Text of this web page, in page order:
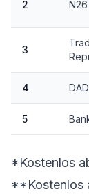
2 N26
3
4
5
*Kostenlos
**Kostenlos